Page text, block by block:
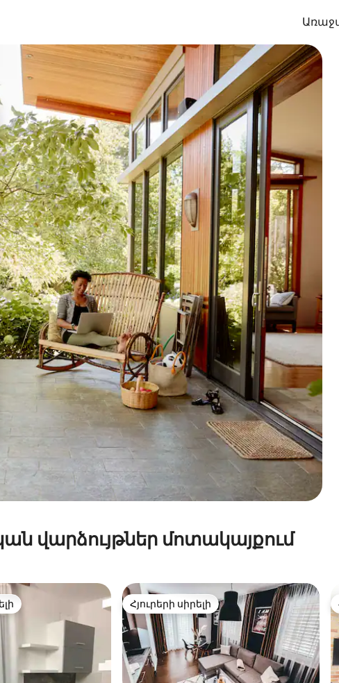
նավարկեք վեր և վար կամ ուսումնասիրեք հպելով կամ
վարձույթներ մոտակայքում
լավագույն տները Հյուրերի սիրելի
Հյուրերի սիրելի